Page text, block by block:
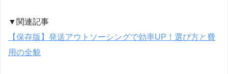
▼関連記事
【保存版】発送アウトソーシングで効率UP！選び方と費
用の全貌